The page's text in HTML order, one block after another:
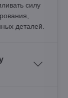
силу
деталей.